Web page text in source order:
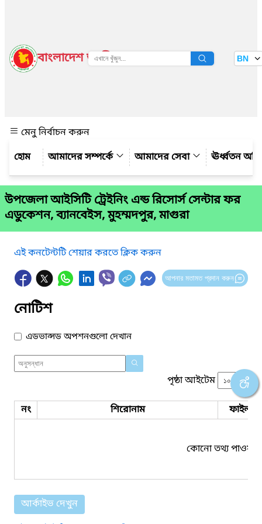
বাংলাদেশ জাতীয় তথ্য বাতায়ন BN
মেনু নির্বাচন করুন
আমাদের সম্পর্কে
আমাদের সেবা ঊর্ধ্বতন
উপজেলা আইসিটি ট্রেইনিং এন্ড রিসোর্স সেন্টার ফর
এডুকেশন, ব্যানবেইস, মুহম্মদপুর, মাগুরা
এই কনটেন্টটি শেয়ার করতে ক্লিক করুন
আপনার মতামত প্রদান করুন
নোটিশ
এডভান্সড অপশনগুলো দেখান
পৃষ্ঠা আইটেম
নং শিরোনাম ফাইল
কোনো তথ্য পাওয়া
আর্কাইভ দেখুন